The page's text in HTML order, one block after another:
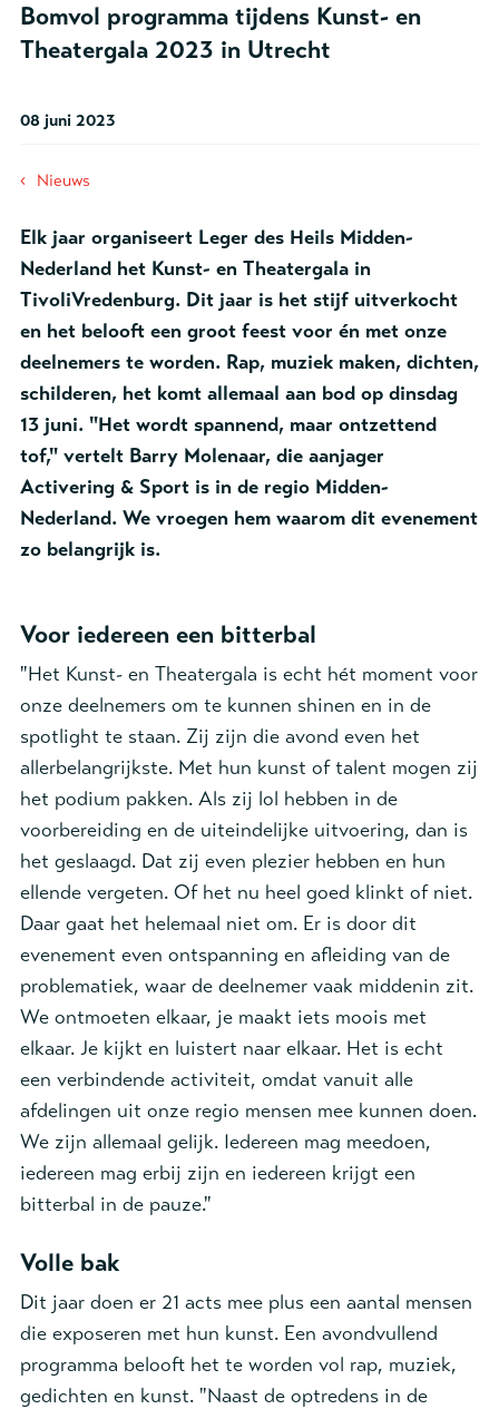
Bomvol programma tijdens Kunst- en
Theatergala 2023 in Utrecht
08 juni 2023
‹ Nieuws
Elk jaar organiseert Leger des Heils Midden-
Nederland het Kunst- en Theatergala in
TivoliVredenburg. Dit jaar is het stijf uitverkocht
en het belooft een groot feest voor én met onze
deelnemers te worden. Rap, muziek maken, dichten,
schilderen, het komt allemaal aan bod op dinsdag
13 juni. "Het wordt spannend, maar ontzettend
tof," vertelt Barry Molenaar, die aanjager
Activering & Sport is in de regio Midden-
Nederland. We vroegen hem waarom dit evenement
zo belangrijk is.
Voor iedereen een bitterbal
"Het Kunst- en Theatergala is echt hét moment voor
onze deelnemers om te kunnen shinen en in de
spotlight te staan. Zij zijn die avond even het
allerbelangrijkste. Met hun kunst of talent mogen zij
het podium pakken. Als zij lol hebben in de
voorbereiding en de uiteindelijke uitvoering, dan is
het geslaagd. Dat zij even plezier hebben en hun
ellende vergeten. Of het nu heel goed klinkt of niet.
Daar gaat het helemaal niet om. Er is door dit
evenement even ontspanning en afleiding van de
problematiek, waar de deelnemer vaak middenin zit.
We ontmoeten elkaar, je maakt iets moois met
elkaar. Je kijkt en luistert naar elkaar. Het is echt
een verbindende activiteit, omdat vanuit alle
afdelingen uit onze regio mensen mee kunnen doen.
We zijn allemaal gelijk. Iedereen mag meedoen,
iedereen mag erbij zijn en iedereen krijgt een
bitterbal in de pauze."
Volle bak
Dit jaar doen er 21 acts mee plus een aantal mensen
die exposeren met hun kunst. Een avondvullend
programma belooft het te worden vol rap, muziek,
gedichten en kunst. "Naast de optredens in de